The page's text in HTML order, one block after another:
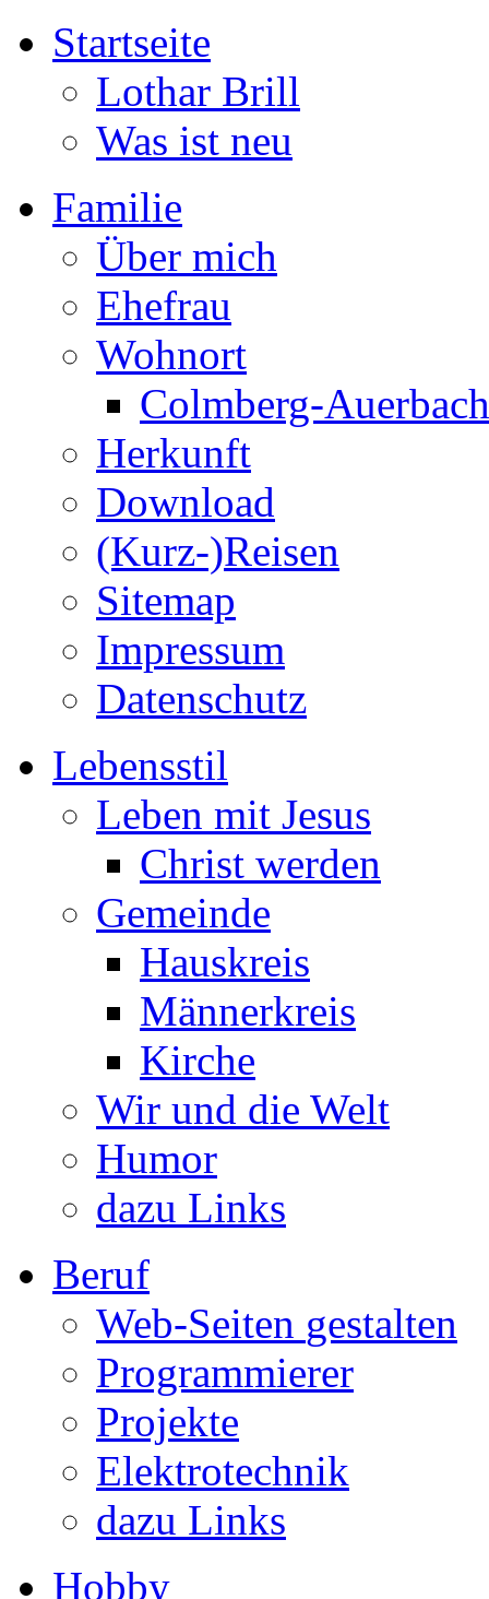
Startseite
Lothar Brill
Was ist neu
Familie
Über mich
Ehefrau
Wohnort
Colmberg-Auerbach
Herkunft
Download
(Kurz-)Reisen
Sitemap
Impressum
Datenschutz
Lebensstil
Leben mit Jesus
Christ werden
Gemeinde
Hauskreis
Männerkreis
Kirche
Wir und die Welt
Humor
dazu Links
Beruf
Web-Seiten gestalten
Programmierer
Projekte
Elektrotechnik
dazu Links
Hobby